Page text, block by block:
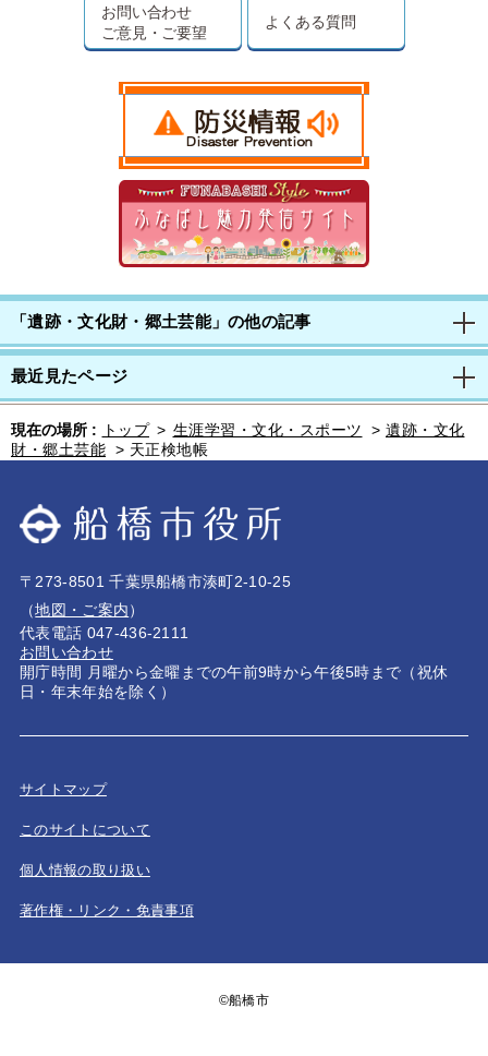
お問い合わせ
ご意見・ご要望
よくある質問
「遺跡・文化財・郷土芸能」の他の記事
最近見たページ
現在の場所 : トップ > 生涯学習・文化・スポーツ > 遺跡・文化
財・郷土芸能 > 天正検地帳
〒273-8501 千葉県船橋市湊町2-10-25
（地図・ご案内）
代表電話 047-436-2111
お問い合わせ
開庁時間 月曜から金曜までの午前9時から午後5時まで（祝休
日・年末年始を除く）
サイトマップ
このサイトについて
個人情報の取り扱い
著作権・リンク・免責事項
©船橋市